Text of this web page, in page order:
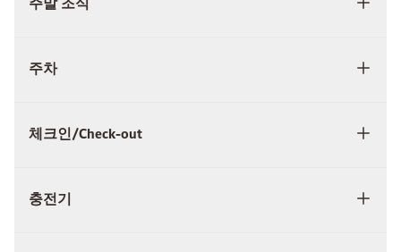
주차
체크인/Check-out
충전기